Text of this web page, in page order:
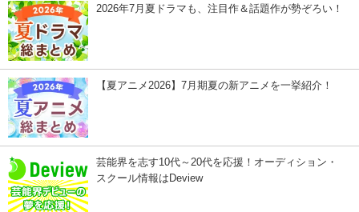
2026年7月夏ドラマも、注目作＆話題作が勢ぞろい！
【夏アニメ2026】7月期夏の新アニメを一挙紹介！
芸能界を志す10代～20代を応援！オーディション・
スクール情報はDeview